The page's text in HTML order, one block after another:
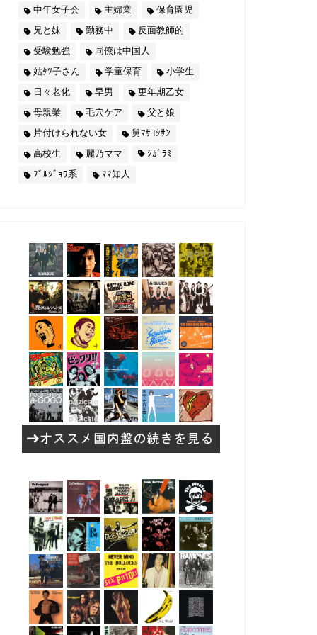
中年女子会 主婦業
保育園児
兄と妹
勤務中
反面教師的
受験勉強
同僚は中国人
姑ﾀﾂ子さん
学童保育
小学生
日々老化
早男
更年期乙女
母親業
毛穴ケア
父と娘
片付けられない女
舅ﾏｻﾖｼｻﾝ
高校生
麗乃ママ
ｼｶﾞﾗﾐ
ﾌﾞﾙｼﾞｮﾜ系
ﾏﾏ知人